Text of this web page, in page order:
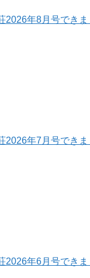
2026年8月号でき
2026年7月号でき
2026年6月号でき